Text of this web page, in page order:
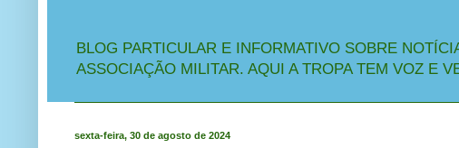
BLOG PARTICULAR E INFORMATIVO SOBRE
ASSOCIAÇÃO MILITAR. AQUI A TROPA TEM VOZ E
sexta-feira, 30 de agosto de 2024